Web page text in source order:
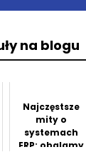
na blogu
Najczęstsze
mity o
systemach
ERP: obalamy